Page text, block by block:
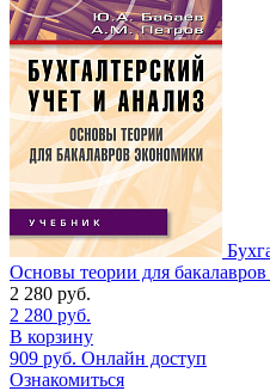
Основы теории для
2 280 руб.
2 280 руб.
В корзину
909 руб. Онлайн доступ
Ознакомиться